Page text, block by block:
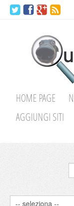
HOME PAGE
AGGIUNGI SITI